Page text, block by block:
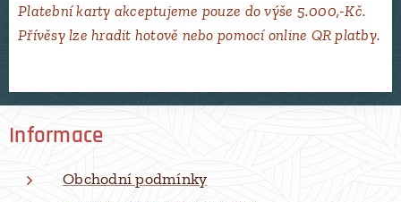
Platební karty akceptujeme pouze do výše 5.000,-Kč.
Přívěsy lze hradit hotově nebo pomocí online QR platby.
Informace
Obchodní podmínky